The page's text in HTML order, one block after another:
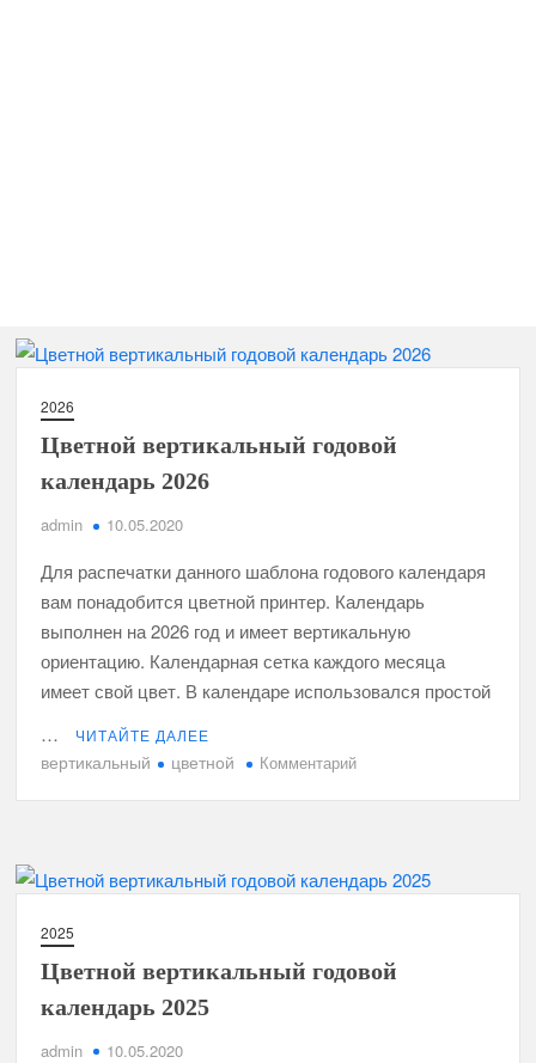
2026
Цветной вертикальный годовой
календарь 2026
admin 10.05.2020
Для распечатки данного шаблона годового календаря
вам понадобится цветной принтер. Календарь
выполнен на 2026 год и имеет вертикальную
ориентацию. Календарная сетка каждого месяца
имеет свой цвет. В календаре использовался простой
…
ЧИТАЙТЕ ДАЛЕЕ
вертикальный цветной Комментарийк
2026
2025
Цветной вертикальный годовой
календарь 2025
admin 10.05.2020